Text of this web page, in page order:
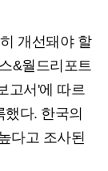
개선돼야 할
&월드리포트
고서'에 따르
다. 한국의
다고 조사된